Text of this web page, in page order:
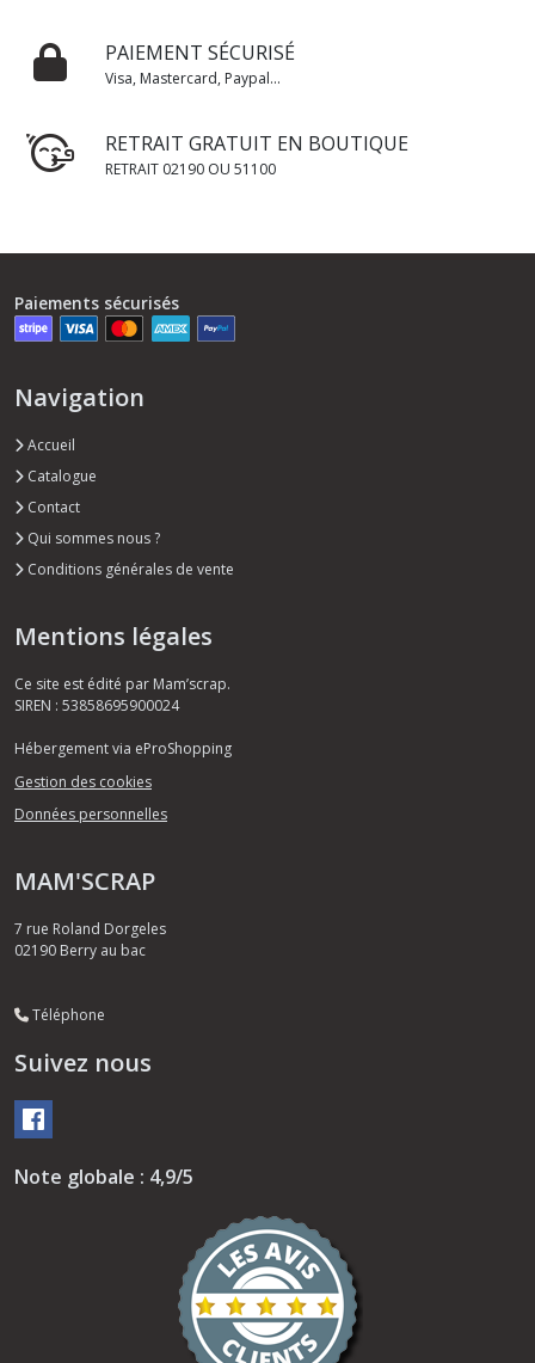
PAIEMENT SÉCURISÉ
Visa, Mastercard, Paypal...
RETRAIT GRATUIT EN BOUTIQUE
RETRAIT 02190 OU 51100
Paiements sécurisés
Navigation
Accueil
Catalogue
Contact
Qui sommes nous ?
Conditions générales de vente
Mentions légales
Ce site est édité par Mam’scrap.
SIREN : 53858695900024
Hébergement via eProShopping
Gestion des cookies
Données personnelles
MAM'SCRAP
7 rue Roland Dorgeles
02190 Berry au bac
Téléphone
Suivez nous
Note globale : 4,9/5